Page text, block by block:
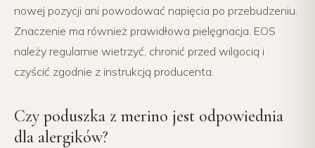
nowej pozycji ani powodować napięcia po przebudzeniu.
Znaczenie ma również prawidłowa pielęgnacja. EOS
należy regularnie wietrzyć, chronić przed wilgocią i
czyścić zgodnie z instrukcją producenta.
Czy poduszka z merino jest odpowiednia
dla alergików?